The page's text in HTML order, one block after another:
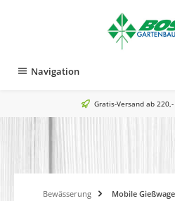
Navigation
Gratis-Versand ab
Bewässerung Mobile